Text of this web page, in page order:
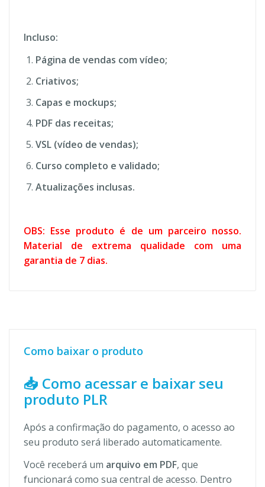
Incluso:
Página de vendas com vídeo;
Criativos;
Capas e mockups;
PDF das receitas;
VSL (vídeo de vendas);
Curso completo e validado;
Atualizações inclusas.
OBS: Esse produto é de um parceiro nosso.
Material de extrema qualidade com uma
garantia de 7 dias.
Como baixar o produto
📥 Como acessar e baixar seu
produto PLR
Após a confirmação do pagamento, o acesso ao
seu produto será liberado automaticamente.
Você receberá um arquivo em PDF, que
funcionará como sua central de acesso. Dentro